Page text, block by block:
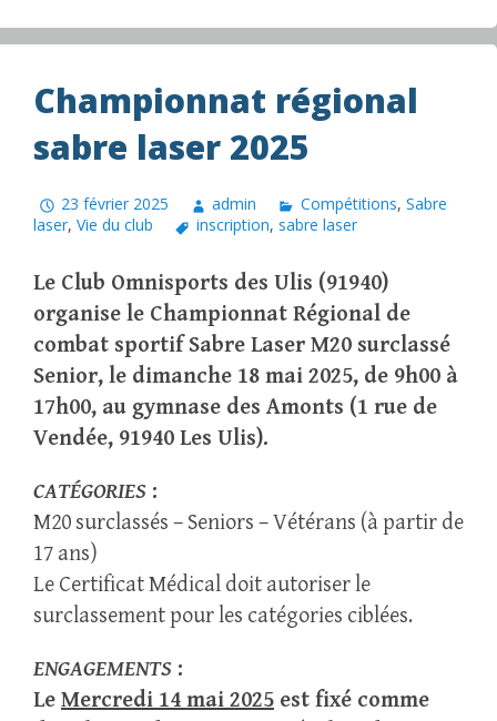
Championnat régional
sabre laser 2025
23 février 2025 admin Compétitions, Sabre
laser, Vie du club inscription,sabre laser
Le Club Omnisports des Ulis (91940)
organise le Championnat Régional de
combat sportif Sabre Laser M20 surclassé
Senior, le dimanche 18 mai 2025, de 9h00 à
17h00, au gymnase des Amonts (1 rue de
Vendée, 91940 Les Ulis).
CATÉGORIES :
M20 surclassés – Seniors – Vétérans (à partir de
17 ans)
Le Certificat Médical doit autoriser le
surclassement pour les catégories ciblées.
ENGAGEMENTS :
Le Mercredi 14 mai 2025 est fixé comme